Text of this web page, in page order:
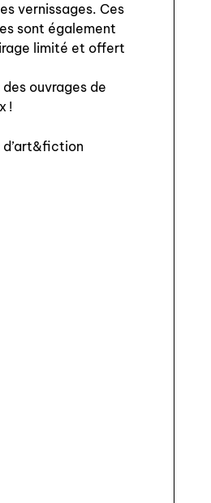
vernissages. Ces
sont également
limité et offert
ouvrages de
!